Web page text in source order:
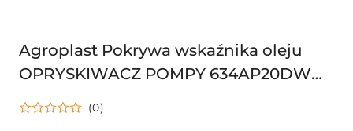
Agroplast Pokrywa wskaźnika oleju
OPRYSKIWACZ POMPY 634AP20DW
221162 P-100 / P-110D
(0)